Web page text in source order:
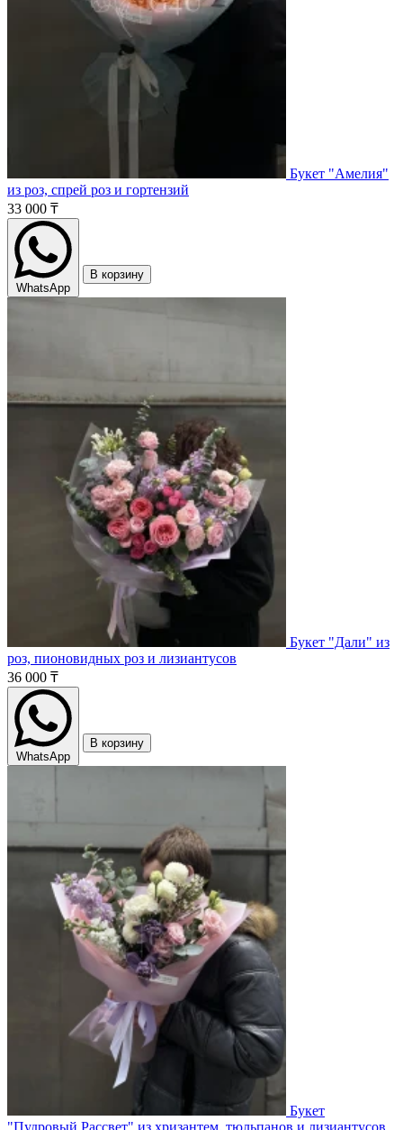
Букет "Амелия"
из роз, спрей роз и гортензий
33 000 ₸
WhatsApp
В корзину
Букет "Дали" из
роз, пионовидных роз и лизиантусов
36 000 ₸
WhatsApp
В корзину
Букет